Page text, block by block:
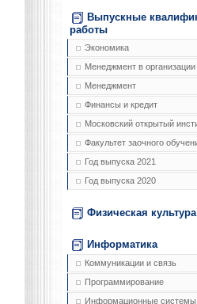
Выпускные
работы
Экономика
Менеджмент в организации
Менеджмент
Финансы и кредит
Московский открытый
Факультет заочного
Год выпуска 2021
Год выпуска 2020
Физическая культура
Информатика
Коммуникации и связь
Программирование
Информационные системы